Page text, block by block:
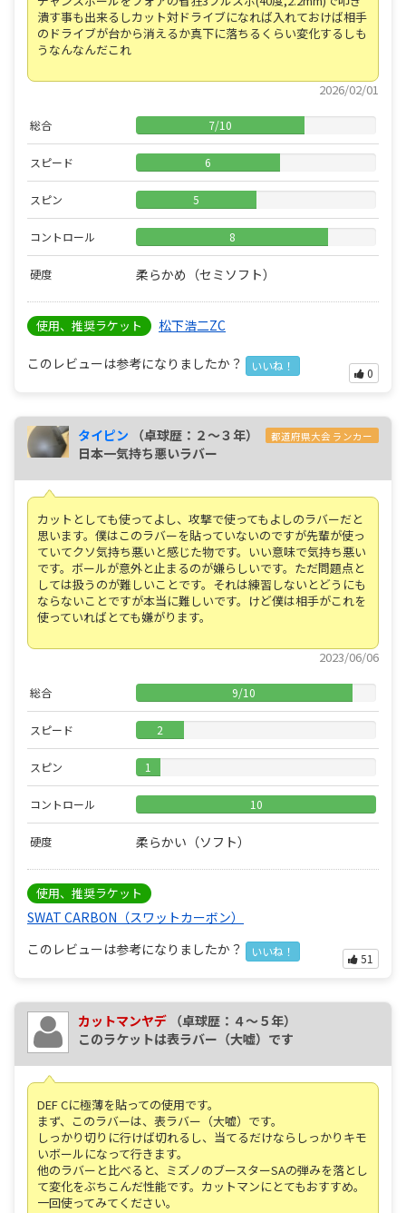
潰す事も出来るしカット対ドライブになれば入れておけば相手
のドライブが台から消えるか真下に落ちるくらい変化するしも
うなんなんだこれ
2026/02/01
総合 7/10
スピード 6
スピン 5
コントロール 8
硬度 柔らかめ（セミソフト）
使用、推奨ラケット 松下浩二ZC
このレビューは参考になりましたか？ いいね！
0
タイピン （卓球歴：２～３年） 都道府県大会 ランカー
日本一気持ち悪いラバー
カットとしても使ってよし、攻撃で使ってもよしのラバーだと
思います。僕はこのラバーを貼っていないのですが先輩が使っ
ていてクソ気持ち悪いと感じた物です。いい意味で気持ち悪い
です。ボールが意外と止まるのが嫌らしいです。ただ問題点と
しては扱うのが難しいことです。それは練習しないとどうにも
ならないことですが本当に難しいです。けど僕は相手がこれを
使っていればとても嫌がります。
2023/06/06
総合 9/10
スピード 2
スピン 1
コントロール 10
硬度 柔らかい（ソフト）
使用、推奨ラケット
SWAT CARBON（スワットカーボン）
このレビューは参考になりましたか？
いいね！
51
カットマンヤデ （卓球歴：４～５年）
このラケットは表ラバー（大嘘）です
DEF Cに極薄を貼っての使用です。
まず、このラバーは、表ラバー（大嘘）です。
しっかり切りに行けば切れるし、当てるだけならしっかりキモ
いボールになって行きます。
他のラバーと比べると、ミズノのブースターSAの弾みを落とし
て変化をぶちこんだ性能です。カットマンにとてもおすすめ。
一回使ってみてください。